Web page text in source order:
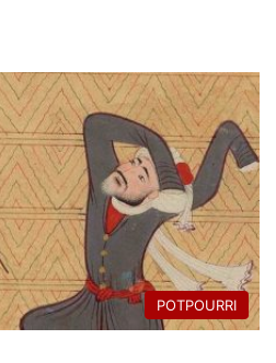
POTPOURRI